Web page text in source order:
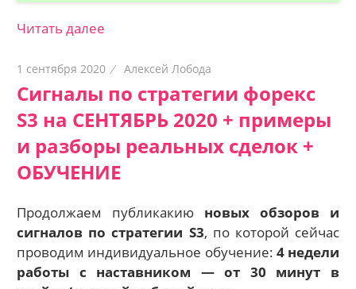
Читать далее
1 сентября 2020 Алексей Лобода
Сигналы по стратегии форекс
S3 на СЕНТЯБРЬ 2020 + примеры
и разборы реальных сделок +
ОБУЧЕНИЕ
Продолжаем публикакию новых обзоров и
сигналов по стратегии S3, по которой сейчас
проводим индивидуальное обучение: 4 недели
работы с наставником — от 30 минут в